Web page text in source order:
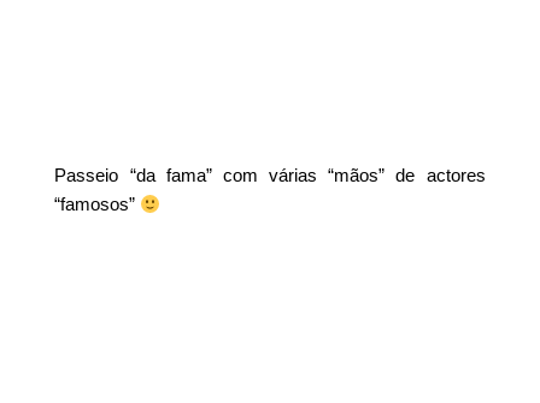
Passeio “da fama” com várias “mãos” de actores
“famosos”